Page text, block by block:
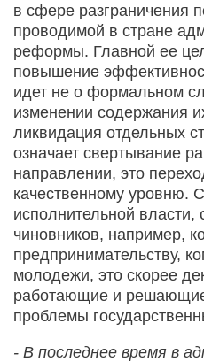
в сфере разграничения
проводимой в стране
реформы. Главной ее
повышение
идет не о формальном
изменении содержания
ликвидация отдельных
означает свертывание
направлении, это
качественному уровню.
исполнительной власти,
чиновников, например,
предпринимательству,
молодежи, это скорее
работающие и
проблемы
- В последнее время в